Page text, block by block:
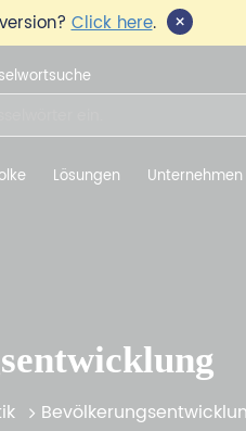
Click here. ×
Lösungen Unternehmen